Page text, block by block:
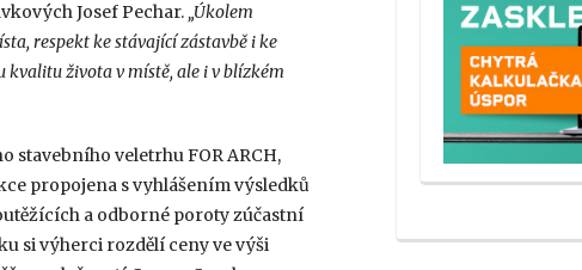
Josef Pechar. „Úkolem
respekt ke stávající zástavbě i ke
kvalitu života v místě, ale i v blízkém
stavebního veletrhu FOR ARCH,
propojena s vyhlášením výsledků
a odborné poroty zúčastní
si výherci rozdělí ceny ve výši